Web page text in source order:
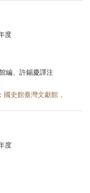
度
編、許錫慶譯注
國史館臺灣文獻館，
度